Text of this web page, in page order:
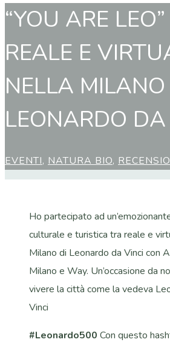
“YOU ARE
REALE E
NELLA MILANO
LEONARDO
EVENTI, NATURA BIO,
Ho partecipato ad
culturale e turistica tra reale e
Milano di Leonardo da Vinci con
Milano e Way. Un’occasione da
vivere la città come la vedeva
Vinci
#Leonardo500 Con questo